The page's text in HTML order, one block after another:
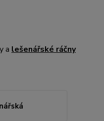
a lešenářské ráčny